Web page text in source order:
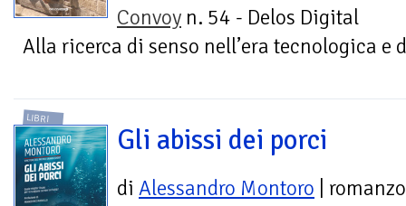
Convoy n. 54 - Delos Digital
Alla ricerca di senso nell’era tecnologica e
LIBRI
Gli abissi dei porci
di Alessandro Montoro | romanzo